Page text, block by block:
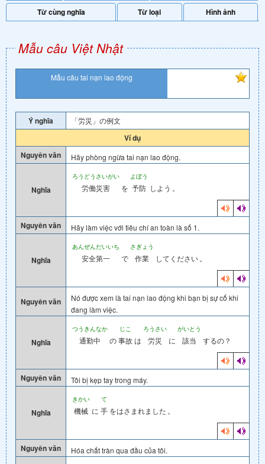
Từ cùng nghĩa
Từ loại Hình ảnh
Mẫu câu Việt Nhật
Mẫu câu tai nạn lao động
Ý nghĩa 「労災」の例文
Ví dụ
Nguyên văn
Hãy phòng ngừa tai nạn lao động.
Nghĩa
ろうどうさいがい
労働災害 を
よぼう
予防 しよう 。
Nguyên văn Hãy làm việc với tiêu chí an toàn là số 1.
Nghĩa
あんぜんだいいち
安全第一 で
さぎょう
作業 してください 。
Nguyên văn
Nó được xem là tai nạn lao động khi bạn bị sự cố khi
đang làm việc.
Nghĩa
つうきんなか
通勤中 の
じこ
事故は
ろうさい
労災 に
がいとう
該当 するの？
Nguyên văn Tôi bị kẹp tay trong máy.
Nghĩa
きかい
機械 に
て
手 をはさまれました 。
Nguyên văn Hóa chất tràn qua đầu của tôi.